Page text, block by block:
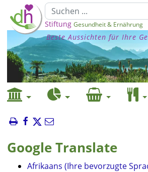
Stiftung Gesundheit & Ernährung
Beste Aussichten für Ihre
Google Translate
Afrikaans (Ihre bevorzugte